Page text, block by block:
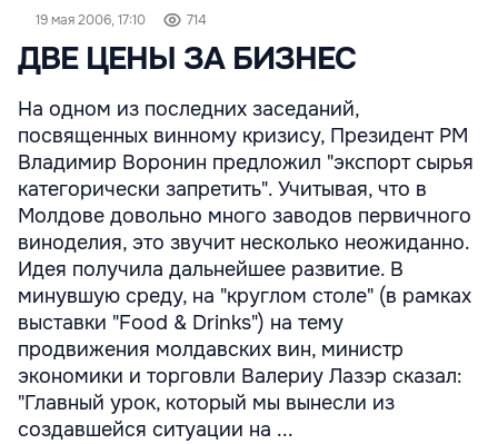
19 мая 2006, 17:10 714
ДВЕ ЦЕНЫ ЗА БИЗНЕС
На одном из последних заседаний,
посвященных винному кризису, Президент РМ
Владимир Воронин предложил "экспорт сырья
категорически запретить". Учитывая, что в
Молдове довольно много заводов первичного
виноделия, это звучит несколько неожиданно.
Идея получила дальнейшее развитие. В
минувшую среду, на "круглом столе" (в рамках
выставки "Food & Drinks") на тему
продвижения молдавских вин, министр
экономики и торговли Валериу Лазэр сказал:
"Главный урок, который мы вынесли из
создавшейся ситуации на ...